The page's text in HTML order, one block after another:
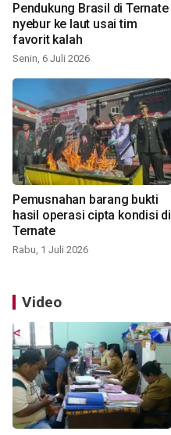
Pendukung Brasil di Ternate
nyebur ke laut usai tim
favorit kalah
Senin, 6 Juli 2026
Pemusnahan barang bukti
hasil operasi cipta kondisi di
Ternate
Rabu, 1 Juli 2026
Video